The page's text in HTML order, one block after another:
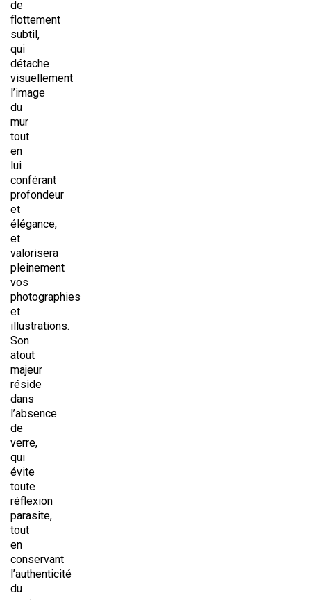
de
flottement
subtil,
qui
détache
visuellement
l’image
du
mur
tout
en
lui
conférant
profondeur
et
élégance,
et
valorisera
pleinement
vos
photographies
et
illustrations.
Son
atout
majeur
réside
dans
l’absence
de
verre,
qui
évite
toute
réflexion
parasite,
tout
en
conservant
l’authenticité
du